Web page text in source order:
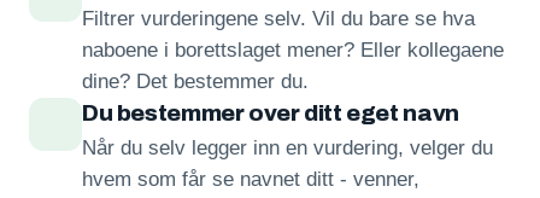
Filtrer vurderingene selv. Vil du bare se hva
naboene i borettslaget mener? Eller kollegaene
dine? Det bestemmer du.
Du bestemmer over ditt eget navn
Når du selv legger inn en vurdering, velger du
hvem som får se navnet ditt - venner,